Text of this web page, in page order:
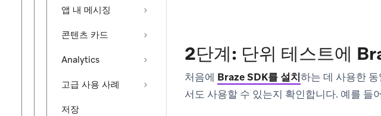
앱 내 메시징
콘텐츠 카드
Analytics
고급 사용 사례
저장
2단계: 단위 테스트에
처음에 Braze SDK를 설치하는 데 사용한
서도 사용할 수 있는지 확인합니다. 예를 들